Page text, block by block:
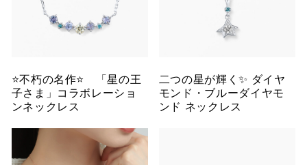
⭐️不朽の名作⭐️ 「星の王
子さま」コラボレーショ
ンネックレス
二つの星が輝く✨ ダイヤ
モンド・ブルーダイヤモ
ンド ネックレス